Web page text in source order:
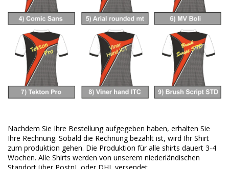
Nachdem Sie Ihre Bestellung aufgegeben haben, erhalten Sie
Ihre Rechnung. Sobald die Rechnung bezahlt ist, wird Ihr Shirt
zum produktion gehen. Die Produktion für alle shirts dauert 3-4
Wochen. Alle Shirts werden von unserem niederländischen